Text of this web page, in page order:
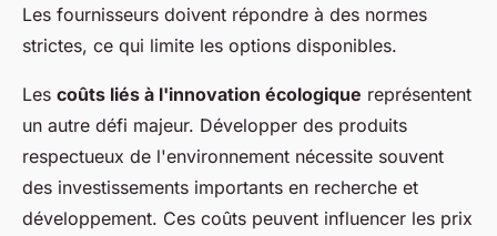
Les fournisseurs doivent répondre à des normes
strictes, ce qui limite les options disponibles.
Les coûts liés à l'innovation écologique représentent
un autre défi majeur. Développer des produits
respectueux de l'environnement nécessite souvent
des investissements importants en recherche et
développement. Ces coûts peuvent influencer les prix